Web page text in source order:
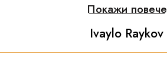
Покажи повече
Ivaylo Raykov